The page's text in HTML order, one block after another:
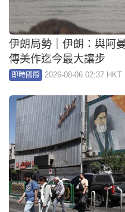
伊朗局勢｜伊朗：與阿
傳美作迄今最大讓步
即時國際 2026-08-06 02:37 HKT